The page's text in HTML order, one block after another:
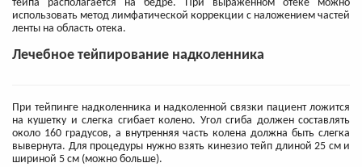
тейпа располагается на бедре. При выраженном отеке можно
использовать метод лимфатической коррекции с наложением частей
ленты на область отека.
Лечебное тейпирование надколенника
При тейпинге надколенника и надколенной связки пациент ложится
на кушетку и слегка сгибает колено. Угол сгиба должен составлять
около 160 градусов, а внутренняя часть колена должна быть слегка
вывернута. Для процедуры нужно взять кинезио тейп длиной 25 см и
шириной 5 см (можно больше).